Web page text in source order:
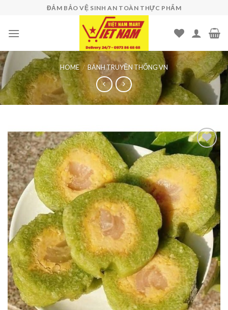
content
ĐẢM BẢO VỆ SINH AN TOÀN THỰC PHẨM
HOME / BÁNH TRUYỀN THỐNG VN
Add to
wishlist